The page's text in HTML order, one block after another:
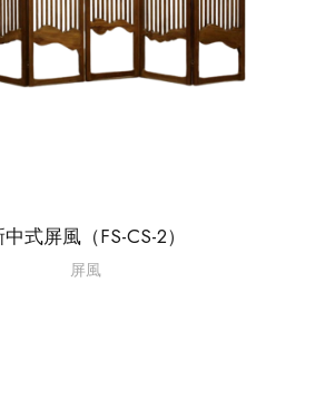
中式屏風（FS-CS-2）
屏風